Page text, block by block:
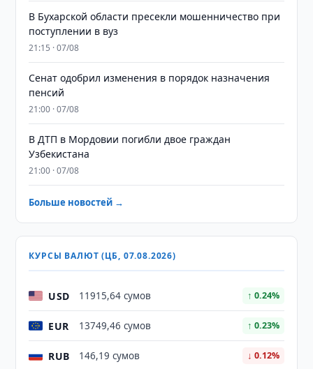
В Бухарской области пресекли мошенничество при
поступлении в вуз
21:15 · 07/08
Сенат одобрил изменения в порядок назначения
пенсий
21:00 · 07/08
В ДТП в Мордовии погибли двое граждан
Узбекистана
21:00 · 07/08
Больше новостей →
КУРСЫ ВАЛЮТ (ЦБ, 07.08.2026)
USD 11915,64 сумов ↑ 0.24%
EUR 13749,46 сумов ↑ 0.23%
RUB 146,19 сумов ↓ 0.12%